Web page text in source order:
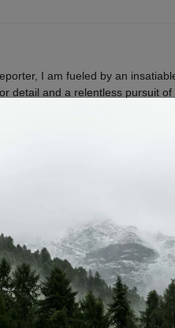
I am fueled by an
detail and a relentless pursuit
and engages readers.